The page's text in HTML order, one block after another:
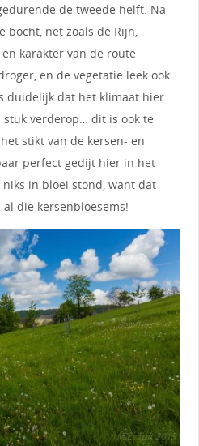
de tweede helft. Na
bocht, net zoals de Rijn,
karakter van de route
en de vegetatie leek ook
duidelijk dat het klimaat hier
verderop… dit is ook te
stikt van de kersen- en
perfect gedijt hier in het
in bloei stond, want dat
die kersenbloesems!